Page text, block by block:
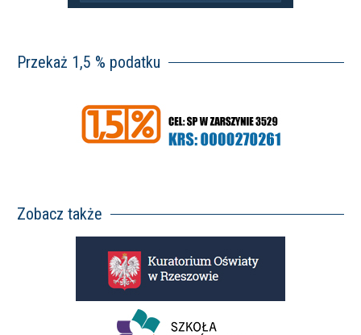
Przekaż 1,5 % podatku
Zobacz także